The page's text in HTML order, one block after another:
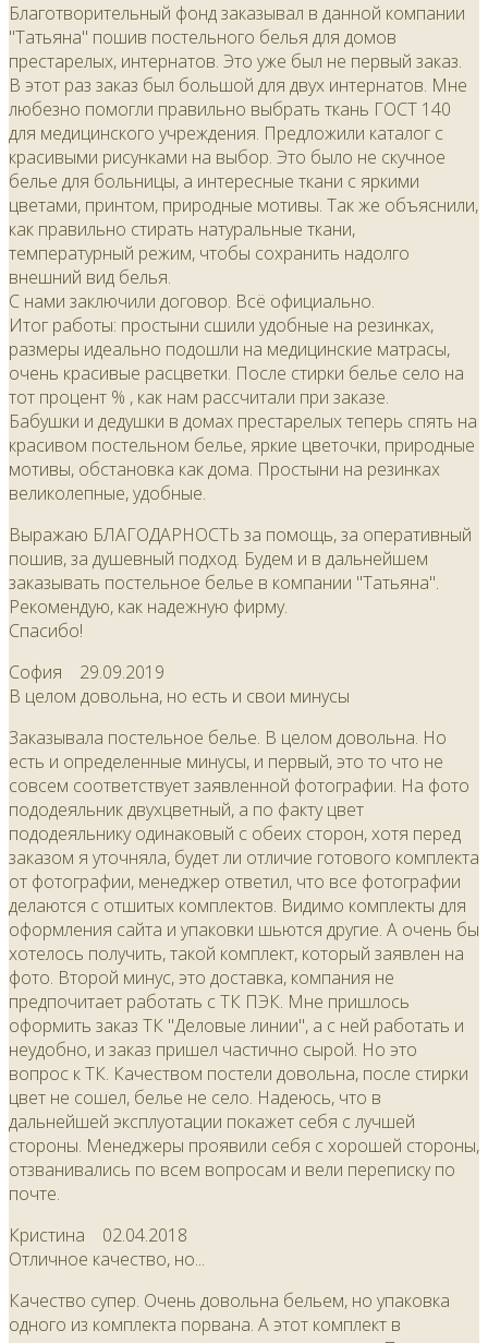
Благотворительный фонд заказывал в данной компании
"Татьяна" пошив постельного белья для домов
престарелых, интернатов. Это уже был не первый заказ.
В этот раз заказ был большой для двух интернатов. Мне
любезно помогли правильно выбрать ткань ГОСТ 140
для медицинского учреждения. Предложили каталог с
красивыми рисунками на выбор. Это было не скучное
белье для больницы, а интересные ткани с яркими
цветами, принтом, природные мотивы. Так же объяснили,
как правильно стирать натуральные ткани,
температурный режим, чтобы сохранить надолго
внешний вид белья.
С нами заключили договор. Всё официально.
Итог работы: простыни сшили удобные на резинках,
размеры идеально подошли на медицинские матрасы,
очень красивые расцветки. После стирки белье село на
тот процент % , как нам рассчитали при заказе.
Бабушки и дедушки в домах престарелых теперь спять на
красивом постельном белье, яркие цветочки, природные
мотивы, обстановка как дома. Простыни на резинках
великолепные, удобные.
Выражаю БЛАГОДАРНОСТЬ за помощь, за оперативный
пошив, за душевный подход. Будем и в дальнейшем
заказывать постельное белье в компании "Татьяна".
Рекомендую, как надежную фирму.
Спасибо!
София 29.09.2019
В целом довольна, но есть и свои минусы
Заказывала постельное белье. В целом довольна. Но
есть и определенные минусы, и первый, это то что не
совсем соответствует заявленной фотографии. На фото
пододеяльник двухцветный, а по факту цвет
пододеяльнику одинаковый с обеих сторон, хотя перед
заказом я уточняла, будет ли отличие готового комплекта
от фотографии, менеджер ответил, что все фотографии
делаются с отшитых комплектов. Видимо комплекты для
оформления сайта и упаковки шьются другие. А очень бы
хотелось получить, такой комплект, который заявлен на
фото. Второй минус, это доставка, компания не
предпочитает работать с ТК ПЭК. Мне пришлось
оформить заказ ТК "Деловые линии", а с ней работать и
неудобно, и заказ пришел частично сырой. Но это
вопрос к ТК. Качеством постели довольна, после стирки
цвет не сошел, белье не село. Надеюсь, что в
дальнейшей эксплуотации покажет себя с лучшей
стороны. Менеджеры проявили себя с хорошей стороны,
отзванивались по всем вопросам и вели переписку по
почте.
Кристина 02.04.2018
Отличное качество, но...
Качество супер. Очень довольна бельем, но упаковка
одного из комплекта порвана. А этот комплект в